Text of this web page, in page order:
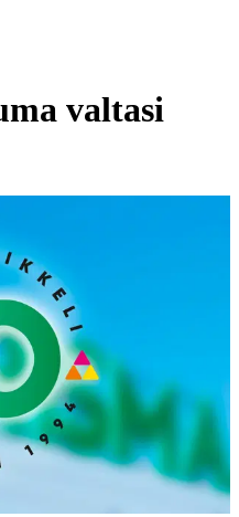
valtasi